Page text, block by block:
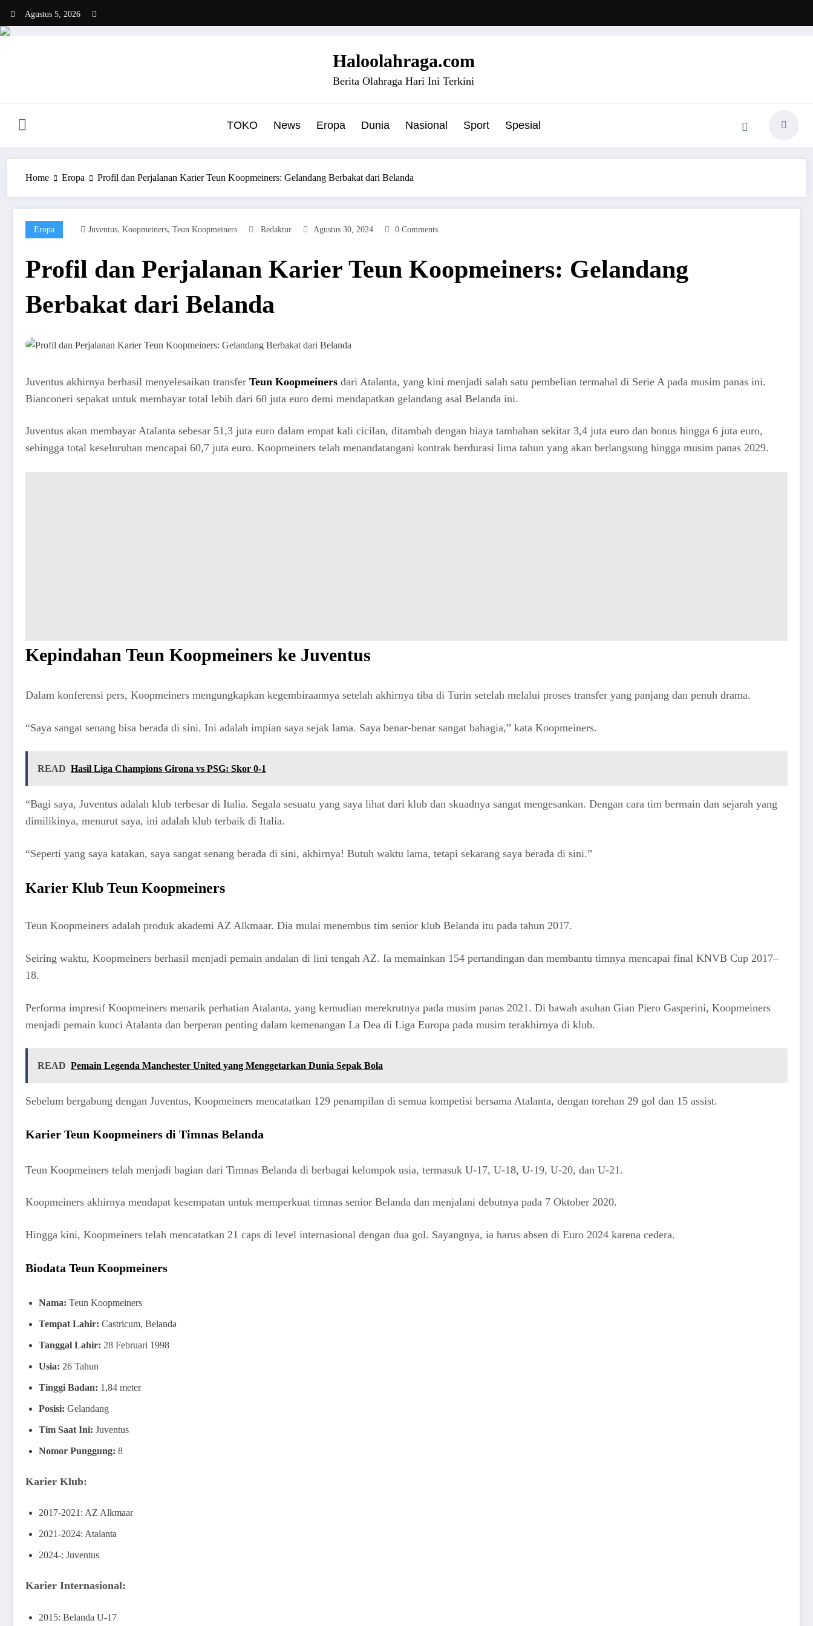
content
Agustus 5, 2026
Haloolahraga.com
Berita Olahraga Hari Ini Terkini
TOKO News Eropa Dunia Nasional Sport Spesial
Home Eropa Profil dan Perjalanan Karier Teun Koopmeiners: Gelandang Berbakat dari Belanda
Eropa Juventus, Koopmeiners, Teun Koopmeiners Redaktur Agustus 30, 2024 0 Comments
Profil dan Perjalanan Karier Teun Koopmeiners: Gelandang
Berbakat dari Belanda
Juventus akhirnya berhasil menyelesaikan transfer Teun Koopmeiners dari Atalanta, yang kini menjadi salah satu pembelian termahal di Serie A pada musim panas ini.
Bianconeri sepakat untuk membayar total lebih dari 60 juta euro demi mendapatkan gelandang asal Belanda ini.
Juventus akan membayar Atalanta sebesar 51,3 juta euro dalam empat kali cicilan, ditambah dengan biaya tambahan sekitar 3,4 juta euro dan bonus hingga 6 juta euro,
sehingga total keseluruhan mencapai 60,7 juta euro. Koopmeiners telah menandatangani kontrak berdurasi lima tahun yang akan berlangsung hingga musim panas 2029.
Kepindahan Teun Koopmeiners ke Juventus
Dalam konferensi pers, Koopmeiners mengungkapkan kegembiraannya setelah akhirnya tiba di Turin setelah melalui proses transfer yang panjang dan penuh drama.
“Saya sangat senang bisa berada di sini. Ini adalah impian saya sejak lama. Saya benar-benar sangat bahagia,” kata Koopmeiners.
READ Hasil Liga Champions Girona vs PSG: Skor 0-1
“Bagi saya, Juventus adalah klub terbesar di Italia. Segala sesuatu yang saya lihat dari klub dan skuadnya sangat mengesankan. Dengan cara tim bermain dan sejarah yang
dimilikinya, menurut saya, ini adalah klub terbaik di Italia.
“Seperti yang saya katakan, saya sangat senang berada di sini, akhirnya! Butuh waktu lama, tetapi sekarang saya berada di sini.”
Karier Klub Teun Koopmeiners
Teun Koopmeiners adalah produk akademi AZ Alkmaar. Dia mulai menembus tim senior klub Belanda itu pada tahun 2017.
Seiring waktu, Koopmeiners berhasil menjadi pemain andalan di lini tengah AZ. Ia memainkan 154 pertandingan dan membantu timnya mencapai final KNVB Cup 2017–
18.
Performa impresif Koopmeiners menarik perhatian Atalanta, yang kemudian merekrutnya pada musim panas 2021. Di bawah asuhan Gian Piero Gasperini, Koopmeiners
menjadi pemain kunci Atalanta dan berperan penting dalam kemenangan La Dea di Liga Europa pada musim terakhirnya di klub.
READ Pemain Legenda Manchester United yang Menggetarkan Dunia Sepak Bola
Sebelum bergabung dengan Juventus, Koopmeiners mencatatkan 129 penampilan di semua kompetisi bersama Atalanta, dengan torehan 29 gol dan 15 assist.
Karier Teun Koopmeiners di Timnas Belanda
Teun Koopmeiners telah menjadi bagian dari Timnas Belanda di berbagai kelompok usia, termasuk U-17, U-18, U-19, U-20, dan U-21.
Koopmeiners akhirnya mendapat kesempatan untuk memperkuat timnas senior Belanda dan menjalani debutnya pada 7 Oktober 2020.
Hingga kini, Koopmeiners telah mencatatkan 21 caps di level internasional dengan dua gol. Sayangnya, ia harus absen di Euro 2024 karena cedera.
Biodata Teun Koopmeiners
Nama: Teun Koopmeiners
Tempat Lahir: Castricum, Belanda
Tanggal Lahir: 28 Februari 1998
Usia: 26 Tahun
Tinggi Badan: 1,84 meter
Posisi: Gelandang
Tim Saat Ini: Juventus
Nomor Punggung: 8
Karier Klub:
2017-2021: AZ Alkmaar
2021-2024: Atalanta
2024-: Juventus
Karier Internasional:
2015: Belanda U-17